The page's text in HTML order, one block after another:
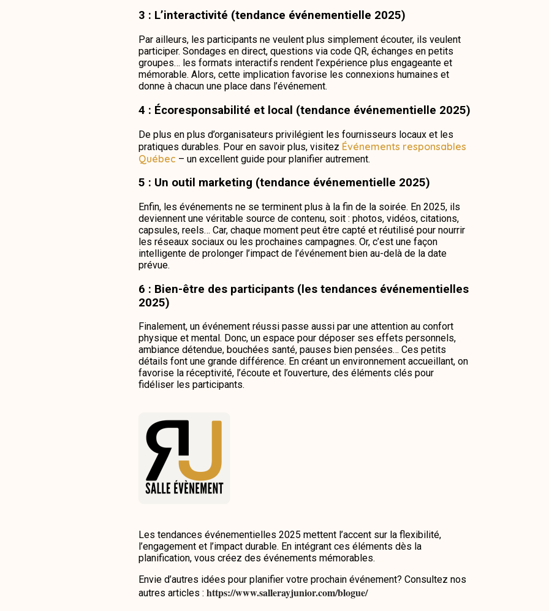
3 : L’interactivité (tendance événementielle 2025)
Par ailleurs, les participants ne veulent plus simplement écouter, ils veulent
participer. Sondages en direct, questions via code QR, échanges en petits
groupes… les formats interactifs rendent l’expérience plus engageante et
mémorable. Alors, cette implication favorise les connexions humaines et
donne à chacun une place dans l’événement.
4 : Écoresponsabilité et local (tendance événementielle 2025)
De plus en plus d’organisateurs privilégient les fournisseurs locaux et les
pratiques durables. Pour en savoir plus, visitez Événements responsables
Québec – un excellent guide pour planifier autrement.
5 : Un outil marketing (tendance événementielle 2025)
Enfin, les événements ne se terminent plus à la fin de la soirée. En 2025, ils
deviennent une véritable source de contenu, soit : photos, vidéos, citations,
capsules, reels… Car, chaque moment peut être capté et réutilisé pour nourrir
les réseaux sociaux ou les prochaines campagnes. Or, c’est une façon
intelligente de prolonger l’impact de l’événement bien au-delà de la date
prévue.
6 : Bien-être des participants (les tendances événementielles
2025)
Finalement, un événement réussi passe aussi par une attention au confort
physique et mental. Donc, un espace pour déposer ses effets personnels,
ambiance détendue, bouchées santé, pauses bien pensées… Ces petits
détails font une grande différence. En créant un environnement accueillant, on
favorise la réceptivité, l’écoute et l’ouverture, des éléments clés pour
fidéliser les participants.
Les tendances événementielles 2025 mettent l’accent sur la flexibilité,
l’engagement et l’impact durable. En intégrant ces éléments dès la
planification, vous créez des événements mémorables.
Envie d’autres idées pour planifier votre prochain événement? Consultez nos
autres articles :https://www.sallerayjunior.com/blogue/